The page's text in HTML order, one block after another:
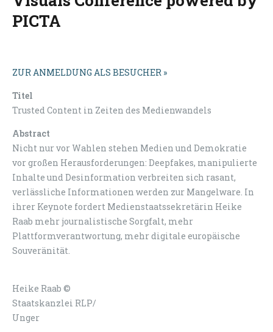
PICTA
ZUR ANMELDUNG ALS BESUCHER »
Titel
Trusted Content in Zeiten des Medienwandels
Abstract
Nicht nur vor Wahlen stehen Medien und Demokratie
vor großen Herausforderungen: Deepfakes, manipulierte
Inhalte und Desinformation verbreiten sich rasant,
verlässliche Informationen werden zur Mangelware. In
ihrer Keynote fordert Medienstaatssekretärin Heike
Raab mehr journalistische Sorgfalt, mehr
Plattformverantwortung, mehr digitale europäische
Souveränität.
Heike Raab ©
Staatskanzlei RLP/
Unger